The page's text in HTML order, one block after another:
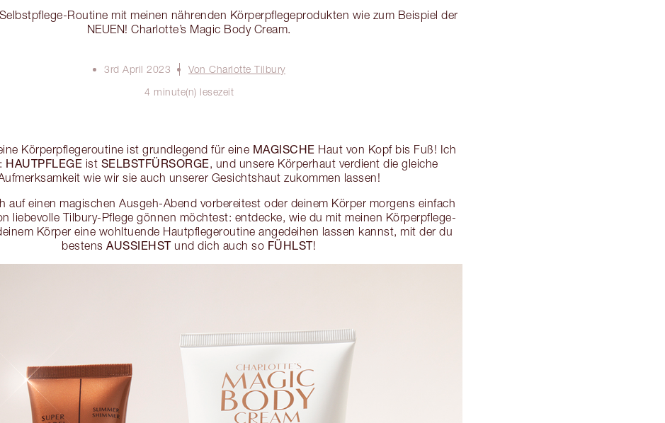
Routine mit meinen nährenden Körperpflegeprodukten wie zum Beispiel der
NEUEN! Charlotte’s Magic Body Cream.
3rd April 2023
Von Charlotte Tilbury
4 minute(n) lesezeit
Körperpflegeroutine ist grundlegend für eine MAGISCHE Haut von Kopf bis Fuß! Ich
HAUTPFLEGE ist SELBSTFÜRSORGE, und unsere Körperhaut verdient die gleiche
wie wir sie auch unserer Gesichtshaut zukommen lassen!
auf einen magischen Ausgeh-Abend vorbereitest oder deinem Körper morgens einfach
liebevolle Tilbury-Pflege gönnen möchtest: entdecke, wie du mit meinen Körperpflege-
Körper eine wohltuende Hautpflegeroutine angedeihen lassen kannst, mit der du
bestensAUSSIEHSTund dich auch so FÜHLST!